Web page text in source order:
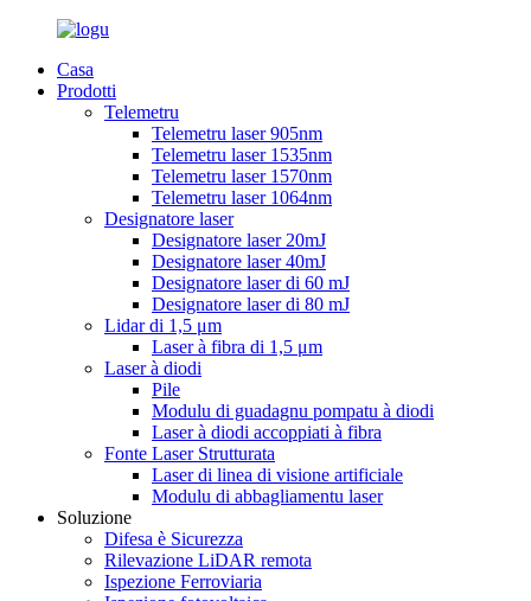
Casa
Prodotti
Telemetru
Telemetru laser 905nm
Telemetru laser 1535nm
Telemetru laser 1570nm
Telemetru laser 1064nm
Designatore laser
Designatore laser 20mJ
Designatore laser 40mJ
Designatore laser di 60 mJ
Designatore laser di 80 mJ
Lidar di 1,5 μm
Laser à fibra di 1,5 μm
Laser à diodi
Pile
Modulu di guadagnu pompatu à diodi
Laser à diodi accoppiati à fibra
Fonte Laser Strutturata
Laser di linea di visione artificiale
Modulu di abbagliamentu laser
Soluzione
Difesa è Sicurezza
Rilevazione LiDAR remota
Ispezione Ferroviaria